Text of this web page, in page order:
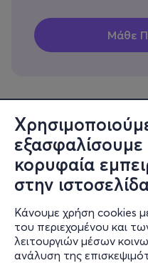
εξασφαλίσουμε
κορυφαία
στην
Κάνουμε χρήση cookies
του περιεχομένου και
λειτουργιών μέσων
ανάλυση της
Πληροφορίες
Υποστήριξη
Stay Connected